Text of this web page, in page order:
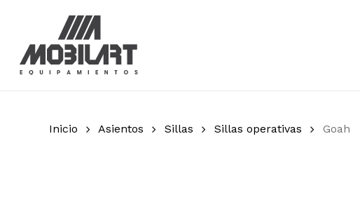
content
Inicio Asientos Sillas Sillas operativas Goah